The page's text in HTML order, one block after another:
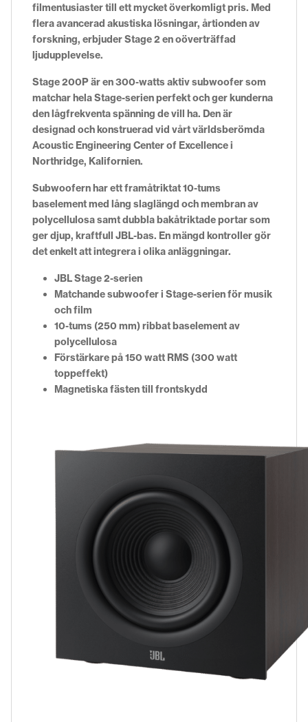
filmentusiaster till ett mycket överkomligt pris. Med
flera avancerad akustiska lösningar, årtionden av
forskning, erbjuder Stage 2 en oöverträffad
ljudupplevelse.
Stage 200P är en 300-watts aktiv subwoofer som
matchar hela Stage-serien perfekt och ger kunderna
den lågfrekventa spänning de vill ha. Den är
designad och konstruerad vid vårt världsberömda
Acoustic Engineering Center of Excellence i
Northridge, Kalifornien.
Subwoofern har ett framåtriktat 10-tums
baselement med lång slaglängd och membran av
polycellulosa samt dubbla bakåtriktade portar som
ger djup, kraftfull JBL-bas. En mängd kontroller gör
det enkelt att integrera i olika anläggningar.
JBL Stage 2-serien
Matchande subwoofer i Stage-serien för musik
och film
10-tums (250 mm) ribbat baselement av
polycellulosa
Förstärkare på 150 watt RMS (300 watt
toppeffekt)
Magnetiska fästen till frontskydd